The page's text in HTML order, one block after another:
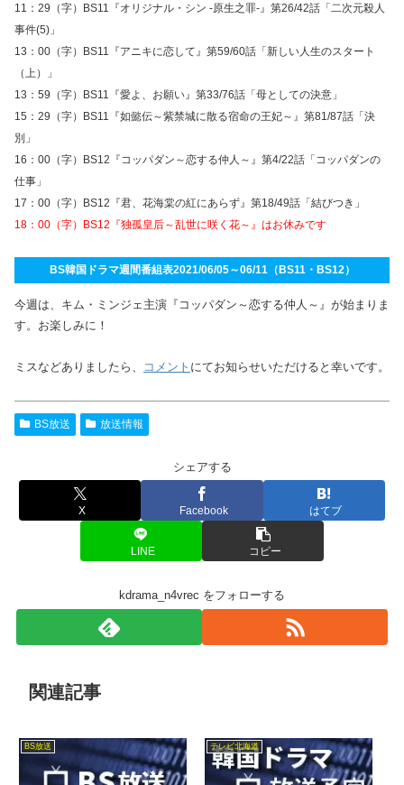
11：29（字）BS11『オリジナル・シン -原生之罪-』第26/42話「二次元殺人
事件(5)」
13：00（字）BS11『アニキに恋して』第59/60話「新しい人生のスタート
（上）」
13：59（字）BS11『愛よ、お願い』第33/76話「母としての決意」
15：29（字）BS11『如懿伝～紫禁城に散る宿命の王妃～』第81/87話「決
別」
16：00（字）BS12『コッパダン～恋する仲人～』第4/22話「コッパダンの
仕事」
17：00（字）BS12『君、花海棠の紅にあらず』第18/49話「結びつき」
18：00（字）BS12『独孤皇后～乱世に咲く花～』はお休みです
BS韓国ドラマ週間番組表2021/06/05～06/11（BS11・BS12）
今週は、キム・ミンジェ主演『コッパダン～恋する仲人～』が始まりま
す。お楽しみに！
ミスなどありましたら、 コメント にてお知らせいただけると幸いです。
BS放送 放送情報
シェアする
X Facebook はてブ
LINE コピー
kdrama_n4vrec をフォローする
関連記事
BS放送 テレビ北海道